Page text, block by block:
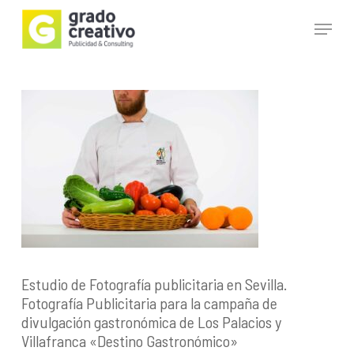
Skip
main
Menu
Estudio de Fotografía publicitaria en Sevilla.
Fotografía Publicitaria para la campaña de
divulgación gastronómica de Los Palacios y
Villafranca «Destino Gastronómico»